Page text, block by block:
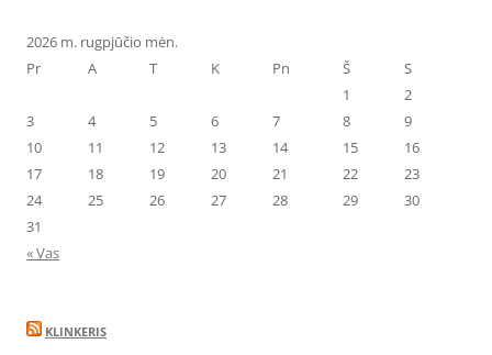
2026 m. rugpjūčio mėn.
Pr
A T K Pn Š
S
1
2
3
4 5 6 7 8
9
10
11 12 13 14 15
16
17
18 19 20 21 22
23
24
25 26 27 28 29
30
31
« Vas
KLINKERIS